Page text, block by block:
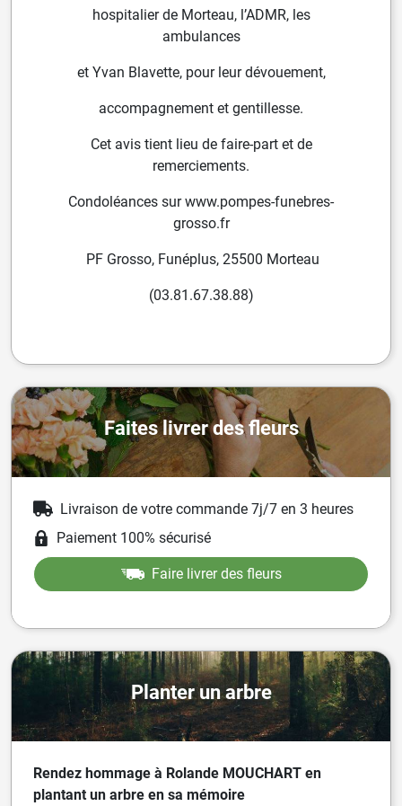
hospitalier de Morteau, l’ADMR, les
ambulances
et Yvan Blavette, pour leur dévouement,
accompagnement et gentillesse.
Cet avis tient lieu de faire-part et de
remerciements.
Condoléances sur www.pompes-funebres-
grosso.fr
PF Grosso, Funéplus, 25500 Morteau
(03.81.67.38.88)
Faites livrer des fleurs
Livraison de votre commande 7j/7 en 3 heures
Paiement 100% sécurisé
Faire livrer des fleurs
Planter un arbre
Rendez hommage à Rolande MOUCHART en
plantant un arbre en sa mémoire